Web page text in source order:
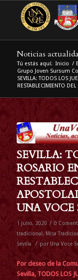
Noticias
Tú estás aquí: Inicio /
Grupo Joven Sursum
SEVILLA: TODOS LOS
RESTABLECIMIENTO DEL
SEVILLA:
ROSARIO
UNA VOCE
1 julio, 2020 / 0
tradicional , Misa
Sevilla
/ por Una Voce
Por deseo de la
Sevilla, TODOS LOS